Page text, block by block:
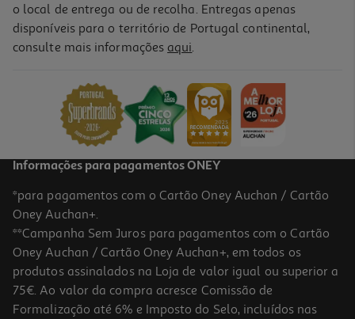
Batom Cuidado Dos Lábios Frutado Cherry Shine Labello 1 Un
Price reduced from
o local de entrega ou de recolha. Entregas apenas
disponíveis para o território de Portugal continental,
consulte mais informações aqui.
Informações para pagamentos ONEY
*para pagamentos com o Cartão Oney Auchan / Cartão
Oney Auchan+.
**Campanha Sem Juros para pagamentos com o Cartão
Oney Auchan / Cartão Oney Auchan+, em todos os
produtos assinalados na Loja de valor igual ou superior a
75€. Ao valor da compra acresce Comissão de
Formalização até 6% e Imposto do Selo, incluídos nas